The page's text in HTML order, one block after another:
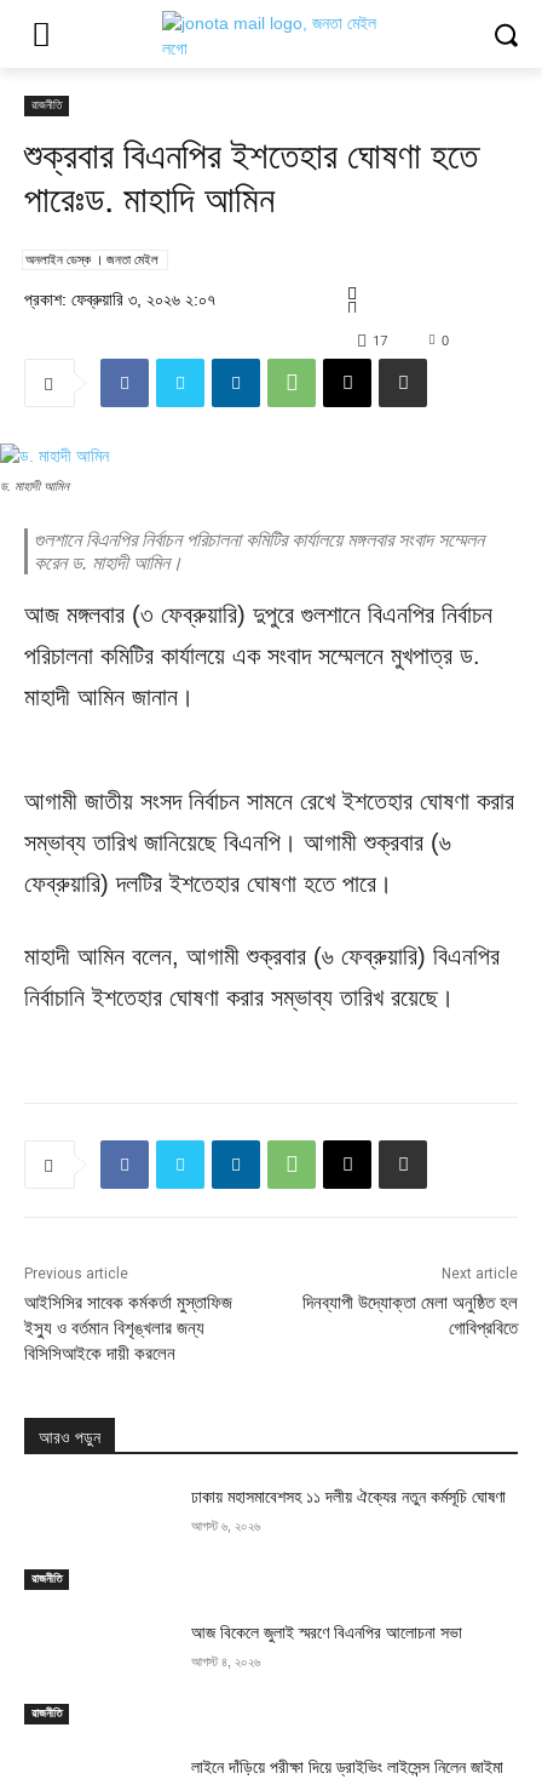
রাজনীতি
শুক্রবার বিএনপির ইশতেহার ঘোষণা হতে
পারেঃড. মাহাদি আমিন
অনলাইন ডেস্ক । জনতা মেইল
প্রকাশ: ফেব্রুয়ারি ৩, ২০২৬ ২:০৭
0
17
ড. মাহাদী আমিন
গুলশানে বিএনপির নির্বাচন পরিচালনা কমিটির কার্যালয়ে মঙ্গলবার সংবাদ সম্মেলন
করেন ড. মাহাদী আমিন।
আজ মঙ্গলবার (৩ ফেব্রুয়ারি) দুপুরে গুলশানে বিএনপির নির্বাচন
পরিচালনা কমিটির কার্যালয়ে এক সংবাদ সম্মেলনে মুখপাত্র ড.
মাহাদী আমিন জানান।
আগামী জাতীয় সংসদ নির্বাচন সামনে রেখে ইশতেহার ঘোষণা করার
সম্ভাব্য তারিখ জানিয়েছে বিএনপি। আগামী শুক্রবার (৬
ফেব্রুয়ারি) দলটির ইশতেহার ঘোষণা হতে পারে।
মাহাদী আমিন বলেন, আগামী শুক্রবার (৬ ফেব্রুয়ারি) বিএনপির
নির্বাচানি ইশতেহার ঘোষণা করার সম্ভাব্য তারিখ রয়েছে।
Previous article
আইসিসির সাবেক কর্মকর্তা মুস্তাফিজ
ইস্যু ও বর্তমান বিশৃঙ্খলার জন্য
বিসিসিআইকে দায়ী করলেন
Next article
দিনব্যাপী উদ্যোক্তা মেলা অনুষ্ঠিত হল
গোবিপ্রবিতে
আরও পড়ুন
রাজনীতি
ঢাকায় মহাসমাবেশসহ ১১ দলীয় ঐক্যের নতুন কর্মসূচি ঘোষণা
আগস্ট ৬, ২০২৬
রাজনীতি
আজ বিকেলে জুলাই স্মরণে বিএনপির আলোচনা সভা
আগস্ট ৪, ২০২৬
লাইনে দাঁড়িয়ে পরীক্ষা দিয়ে ড্রাইভিং লাইসেন্স নিলেন জাইমা